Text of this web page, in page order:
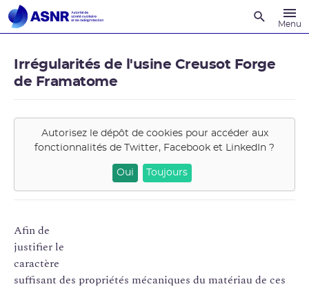
Menu
Irrégularités de l'usine Creusot Forge
de Framatome
Autorisez le dépôt de cookies pour accéder aux
fonctionnalités de Twitter, Facebook et LinkedIn ?
Oui Toujours
Afin de
justifier le
caractère
suffisant des propriétés mécaniques du matériau de ces